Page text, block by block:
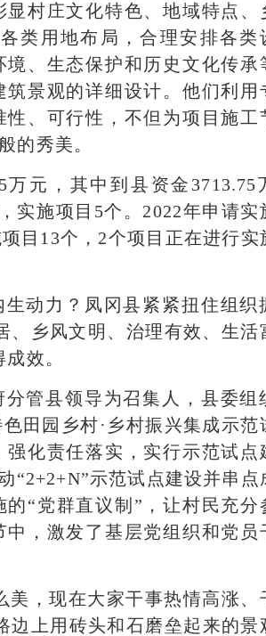
村庄文化特色、地域特点、
类用地布局，合理安排各类
、生态保护和历史文化传承
景观的详细设计。他们利用
、可行性，不但为项目施工
的秀美。
元，其中到县资金3713.75
实施项目5个。2022年申请实
目13个，2个项目正在进行实
动力？凤冈县紧紧扭住组织
、乡风文明、治理有效、生活
效。
管县领导为召集人，县委组
田园乡村·乡村振兴集成示范
化责任落实，实行示范试点
“2+2+N”示范试点建设并串点
“党群直议制”，让村民充分
，激发了基层党组织和党员
美，现在大家干事热情高涨、
边上用砖头和石磨垒起来的景